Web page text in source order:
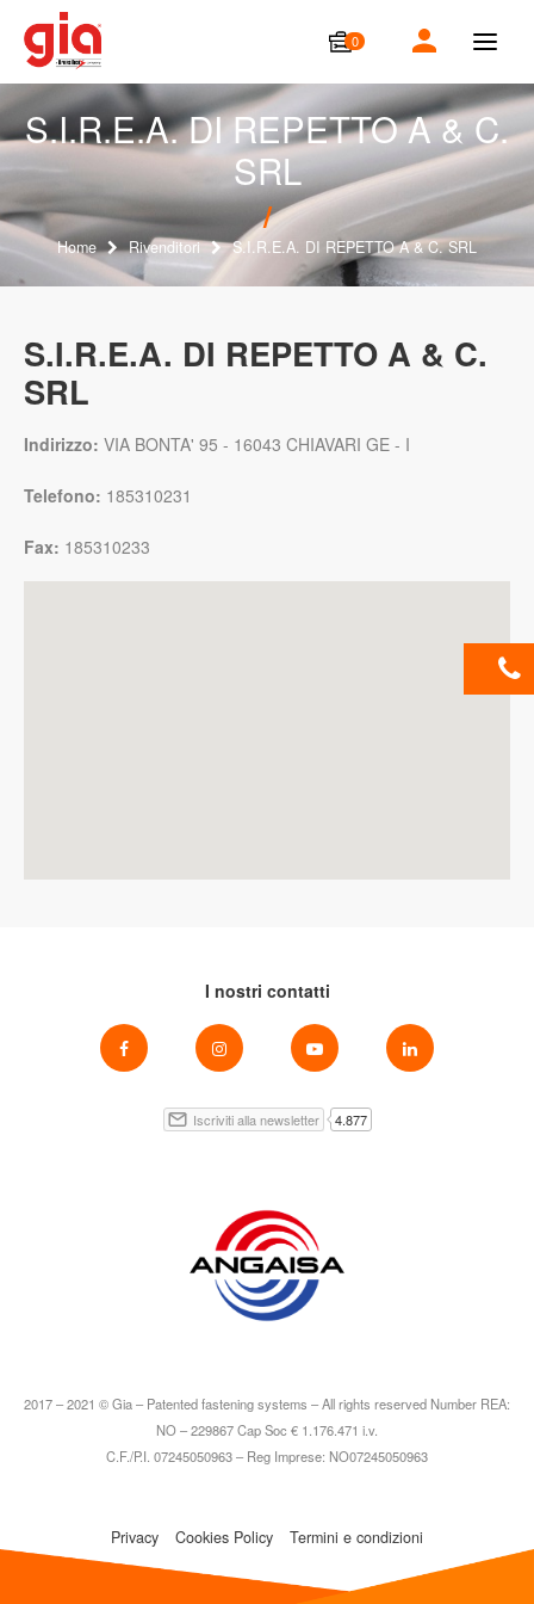
0
T
g
g
l
e
n
v
i
g
a
o
S.I.R.E.A. DI REPETTO A & C.
SRL
Home Rivenditori S.I.R.E.A. DI REPETTO A & C. SRL
S.I.R.E.A. DI REPETTO A & C.
SRL
Indirizzo: VIA BONTA' 95 - 16043 CHIAVARI GE - I
Telefono: 185310231
Fax: 185310233
I nostri contatti
2017 – 2021 © Gia – Patented fastening systems – All rights reserved Number REA:
NO – 229867 Cap Soc € 1.176.471 i.v.
C.F./P.I. 07245050963 – Reg Imprese: NO07245050963
Privacy Cookies Policy Termini e condizioni